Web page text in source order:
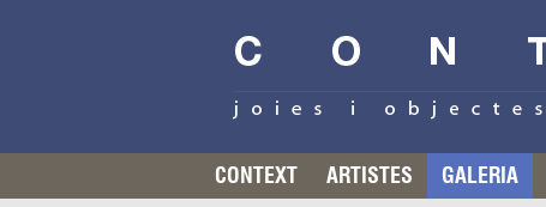
CONTEXT ARTISTES GALERIA